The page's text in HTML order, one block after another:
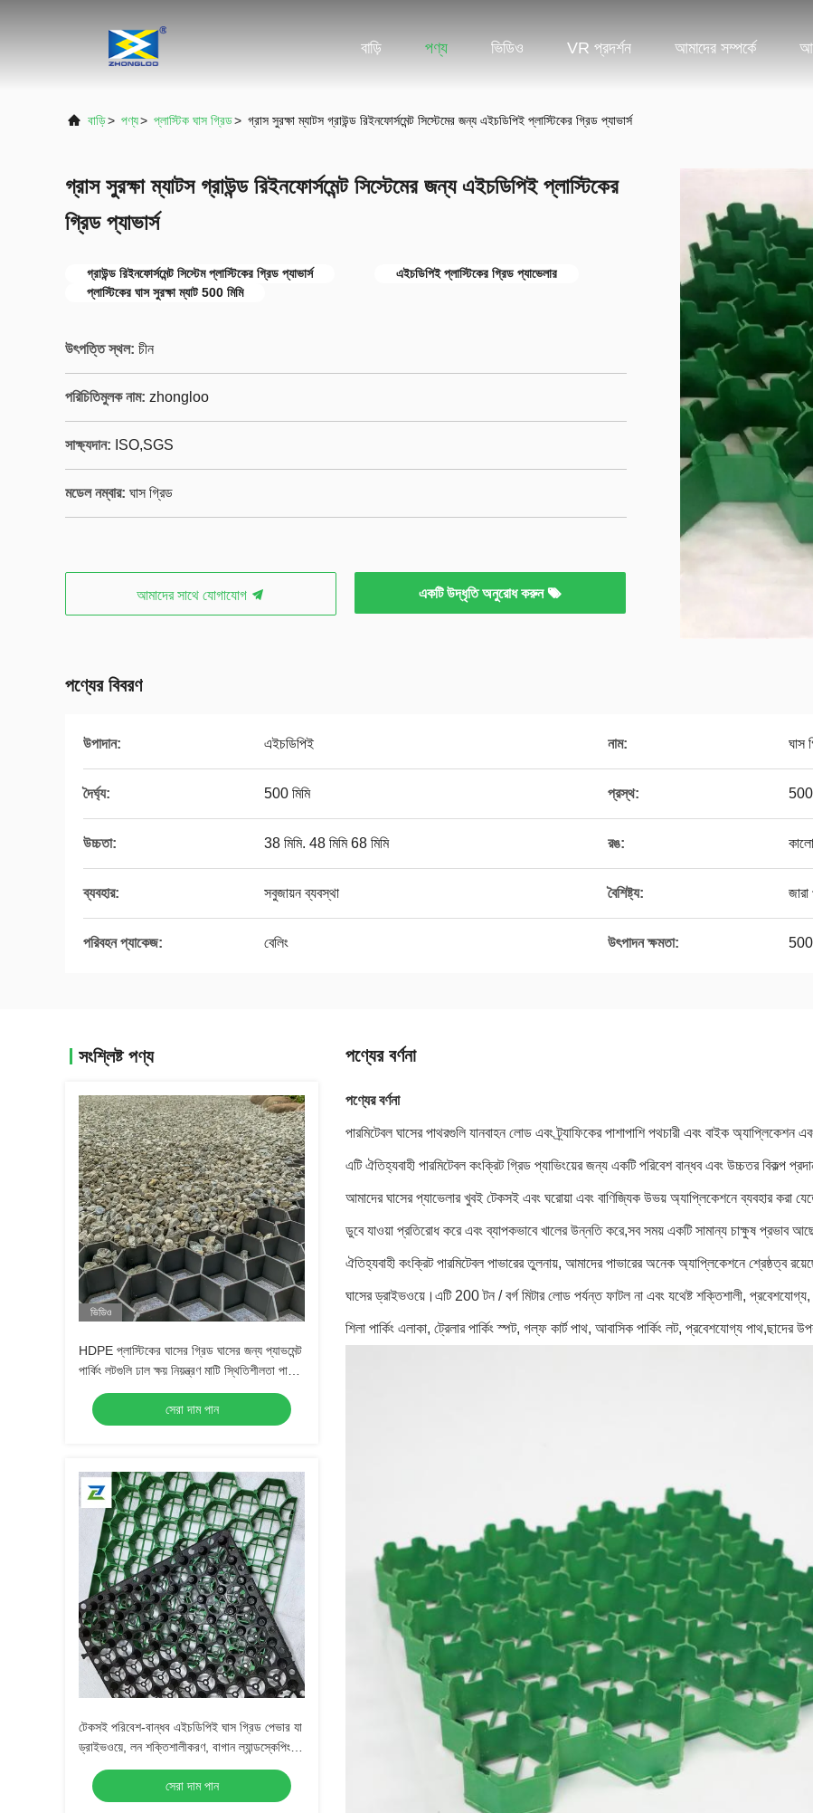
বাড়ি পণ্য ভিডিও VR প্রদর্শন আমাদের সম্পর্কে
বাড়ি> পণ্য> প্লাস্টিক ঘাস গ্রিড> গ্রাস সুরক্ষা ম্যাটস গ্রাউন্ড রিইনফোর্সমেন্ট সিস্টেমের জন্য এইচডিপিই প্লাস্টিকের গ্রিড প্যাভার্স
গ্রাস সুরক্ষা ম্যাটস গ্রাউন্ড রিইনফোর্সমেন্ট সিস্টেমের জন্য এইচডিপিই প্লাস্টিকের
গ্রিড প্যাভার্স
গ্রাউন্ড রিইনফোর্সমেন্ট সিস্টেম প্লাস্টিকের গ্রিড প্যাভার্স
এইচডিপিই প্লাস্টিকের গ্রিড প্যাভেলার
প্লাস্টিকের ঘাস সুরক্ষা ম্যাট 500 মিমি
উৎপত্তি স্থল: চীন
পরিচিতিমুলক নাম: zhongloo
সাক্ষ্যদান: ISO,SGS
মডেল নম্বার: ঘাস গ্রিড
আমাদের সাথে যোগাযোগ একটি উদ্ধৃতি অনুরোধ করুন
পণ্যের বিবরণ
উপাদান: এইচডিপিই নাম: ঘাস
দৈর্ঘ্য: 500 মিমি প্রস্থ: 500
উচ্চতা: 38 মিমি. 48 মিমি 68 মিমি রঙ:
ব্যবহার: সবুজায়ন ব্যবস্থা বৈশিষ্ট্য:
পরিবহন প্যাকেজ: বেলিং উৎপাদন ক্ষমতা:
সংশ্লিষ্ট পণ্য
ভিডিও
HDPE প্লাস্টিকের ঘাসের গ্রিড ঘাসের জন্য প্যাভমেন্ট
পার্কিং লটগুলি ঢাল ক্ষয় নিয়ন্ত্রণ মাটি স্থিতিশীলতা পাথর
পাথর এবং ল্যান্ডস্কেপিং প্লাস্টিকের ঘাসের গ্রিড
সেরা দাম পান
টেকসই পরিবেশ-বান্ধব এইচডিপিই ঘাস গ্রিড পেভার যা
ড্রাইভওয়ে, লন শক্তিশালীকরণ, বাগান ল্যান্ডস্কেপিং
এবং পার্কিং লটের পাথরের স্থিতিশীলতার জন্য ব্যবহৃত
সেরা দাম পান
পণ্যের বর্ণনা
পণ্যের বর্ণনা
পারমিটেবল ঘাসের পাথরগুলি যানবাহন লোড এবং ট্র্যাফিকের পাশাপাশি পথচারী এবং বাইক
এটি ঐতিহ্যবাহী পারমিটেবল কংক্রিট গ্রিড প্যাভিংয়ের জন্য একটি পরিবেশ বান্ধব এবং উচ্চতর বিকল্প
আমাদের ঘাসের প্যাভেলার খুবই টেকসই এবং ঘরোয়া এবং বাণিজ্যিক উভয় অ্যাপ্লিকেশনে ব্যবহার করা
ডুবে যাওয়া প্রতিরোধ করে এবং ব্যাপকভাবে খালের উন্নতি করে,সব সময় একটি সামান্য চাক্ষুষ প্রভাব
ঐতিহ্যবাহী কংক্রিট পারমিটেবল পাভারের তুলনায়, আমাদের পাভারের অনেক অ্যাপ্লিকেশনে শ্রেষ্ঠত্ব
ঘাসের ড্রাইভওয়ে।এটি 200 টন / বর্গ মিটার লোড পর্যন্ত ফাটল না এবং যথেষ্ট শক্তিশালী, প্রবেশযোগ্য,
শিলা পার্কিং এলাকা, ট্রেলার পার্কিং স্পট, গল্ফ কার্ট পাথ, আবাসিক পার্কিং লট, প্রবেশযোগ্য